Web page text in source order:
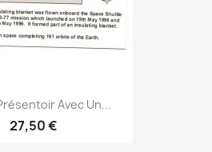
Avec Un...
27,50 €